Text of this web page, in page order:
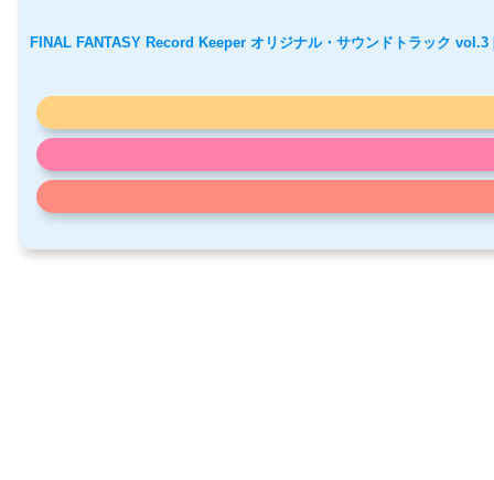
FINAL FANTASY Record Keeper オリジナル・サウンドトラック